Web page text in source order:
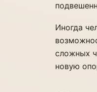
Иногда
сложных
новую